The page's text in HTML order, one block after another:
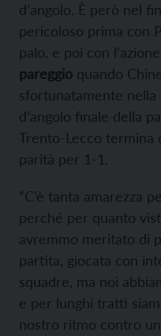
d’angolo. È però nel
pericoloso prima con
palo, e poi con
pareggio quando
sfortunatamente
d’angolo finale della
Trento-Lecco termina
parità per 1-1.
“C’è tanta amarezza
perché per quanto
avremmo meritato di
partita, giocata con
squadre, ma noi
e per lunghi tratti
nostro ritmo contro